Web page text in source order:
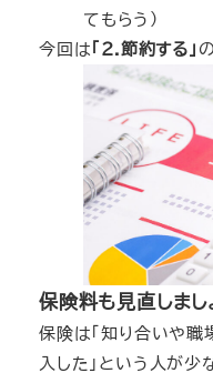
てもらう）
今回は 「2.節約する 」
保険料も見直しまし
保険は「知り合いや
入した」という人が少